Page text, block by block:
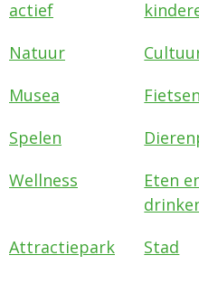
actief
Natuur
Musea
Fietsen
Spelen
Wellness
Eten
Attractiepark Stad